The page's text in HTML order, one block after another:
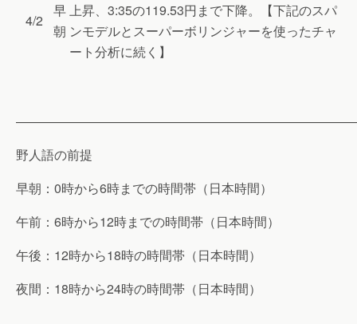
4/2
早
朝
上昇、3:35の119.53円まで下降。【下記のスパ
ンモデルとスーパーボリンジャーを使ったチャ
ート分析に続く】
野人語の前提
早朝：0時から6時までの時間帯（日本時間）
午前：6時から12時までの時間帯（日本時間）
午後：12時から18時の時間帯（日本時間）
夜間：18時から24時の時間帯（日本時間）